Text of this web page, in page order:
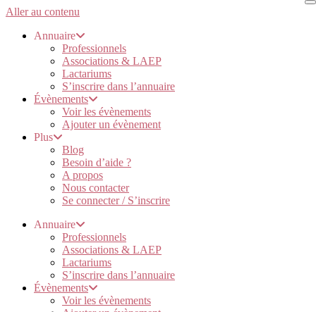
Aller au contenu
Annuaire
Professionnels
Associations & LAEP
Lactariums
S’inscrire dans l’annuaire
Évènements
Voir les évènements
Ajouter un évènement
Plus
Blog
Besoin d’aide ?
A propos
Nous contacter
Se connecter / S’inscrire
Annuaire
Professionnels
Associations & LAEP
Lactariums
S’inscrire dans l’annuaire
Évènements
Voir les évènements